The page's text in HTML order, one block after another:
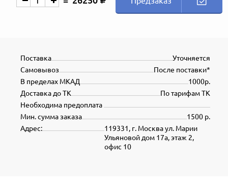
Уточняется
Поставка
После поставки*
Самовывоз
1000р.
В пределах МКАД
По тарифам ТК
Доставка до ТК
Необходима предоплата
1500 р.
Мин. сумма заказа
119331, г. Москва ул. Марии
Ульяновой дом 17а, этаж 2,
офис 10
Адрес: